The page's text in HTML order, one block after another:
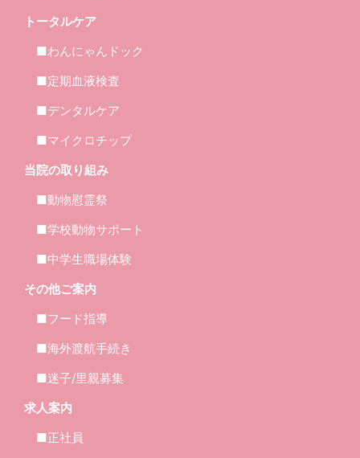
トータルケア
■わんにゃんドック
■定期血液検査
■デンタルケア
■マイクロチップ
当院の取り組み
■動物慰霊祭
■学校動物サポート
■中学生職場体験
その他ご案内
■フード指導
■海外渡航手続き
■迷子/里親募集
求人案内
■正社員